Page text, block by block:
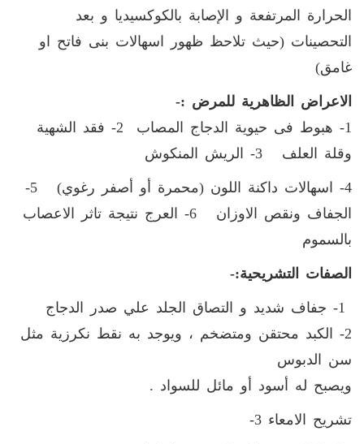
الحرارة المرتفعة و الإصابة بالكوكسيديا و بعد
التحصينات (حيث تلاحظ ظهور اسهالات بنى فاتح او
غامق)
الاعراض الظاهرية للمرض :-
1- هبوط فى حيوية الدجاج المصاب 2- فقد الشهية
وقلة العلف 3- الريش المنكوش
4- اسهالات داكنة اللون (محمرة أو أصفر رغوي) 5-
الجفاف ونقص الاوزان 6- العرج نتيجة تاثر الاعصاب
بالسموم
الصفات التشريحية:-
1- جفاف شديد و التصاق الجلد علي صدر الدجاج
2- الكبد محتقن ومتضخم ، ويوجد به نقط نكرزية مثل
سن الدبوس
ويصبح له أسود أو مائل للسواد .
تشريح الامعاء 3-